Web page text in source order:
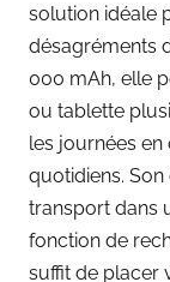
solution idéale
désagréments
000 mAh, elle
ou tablette
les journées
quotidiens.
transport dans
fonction de
suffit de placer